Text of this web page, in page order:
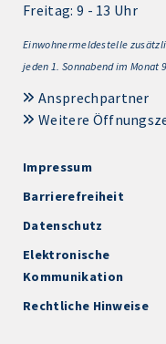
Freitag: 9 - 13 Uhr
Einwohnermeldestelle
jeden 1. Sonnabend im Monat
Ansprechpartner
Weitere
Impressum
Barrierefreiheit
Datenschutz
Elektronische
Kommunikation
Rechtliche Hinweise